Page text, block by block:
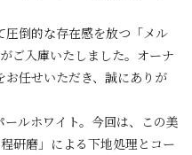
倒的な存在感を放つ「メル
ご入庫いたしました。オーナ
任せいただき、誠にありが
ルホワイト。今回は、この美
研磨」による下地処理とコー